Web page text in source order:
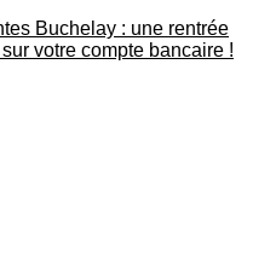
Buchelay : une rentrée
votre compte bancaire !